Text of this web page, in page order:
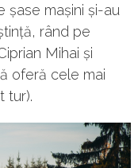
șase mașini și-au
rând pe
Mihai și
oferă cele mai
tur).